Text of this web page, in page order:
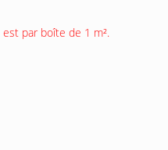
par boîte de 1 m².